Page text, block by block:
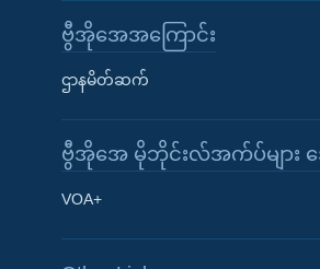
Learning English
ဗွီအိုအေအကြောင်း
ဌာနမိတ်ဆက်
ဗွီအိုအေ မိုဘိုင်းလ်အက်ပ်များ
VOA+